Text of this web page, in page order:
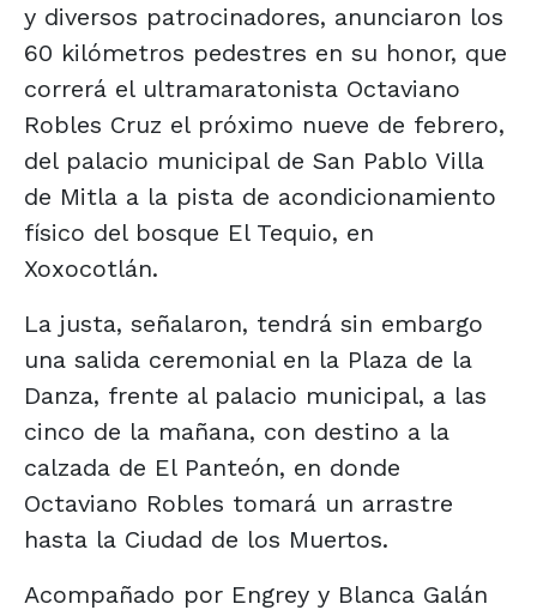
y diversos patrocinadores, anunciaron los
60 kilómetros pedestres en su honor, que
correrá el ultramaratonista Octaviano
Robles Cruz el próximo nueve de febrero,
del palacio municipal de San Pablo Villa
de Mitla a la pista de acondicionamiento
físico del bosque El Tequio, en
Xoxocotlán.
La justa, señalaron, tendrá sin embargo
una salida ceremonial en la Plaza de la
Danza, frente al palacio municipal, a las
cinco de la mañana, con destino a la
calzada de El Panteón, en donde
Octaviano Robles tomará un arrastre
hasta la Ciudad de los Muertos.
Acompañado por Engrey y Blanca Galán